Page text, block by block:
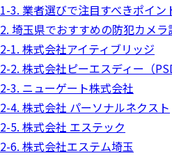
1-3. 業者選びで注目すべきポイン
2. 埼玉県でおすすめの防犯カメ
2-1. 株式会社アイティブリッジ
2-2. 株式会社ピーエスディー（
2-3. ニューゲート株式会社
2-4. 株式会社 パーソナルネクスト
2-5. 株式会社 エステック
2-6. 株式会社エステム埼玉